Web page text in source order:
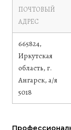
ПОЧТОВЫЙ
АДРЕС
665824,
Иркутская
область, г.
Ангарск, а/я
5018